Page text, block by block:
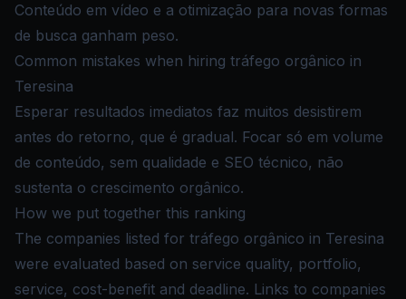
Conteúdo em vídeo e a otimização para novas formas
de busca ganham peso.
Common mistakes when hiring tráfego orgânico in
Teresina
Esperar resultados imediatos faz muitos desistirem
antes do retorno, que é gradual. Focar só em volume
de conteúdo, sem qualidade e SEO técnico, não
sustenta o crescimento orgânico.
How we put together this ranking
The companies listed for tráfego orgânico in Teresina
were evaluated based on service quality, portfolio,
service, cost-benefit and deadline. Links to companies